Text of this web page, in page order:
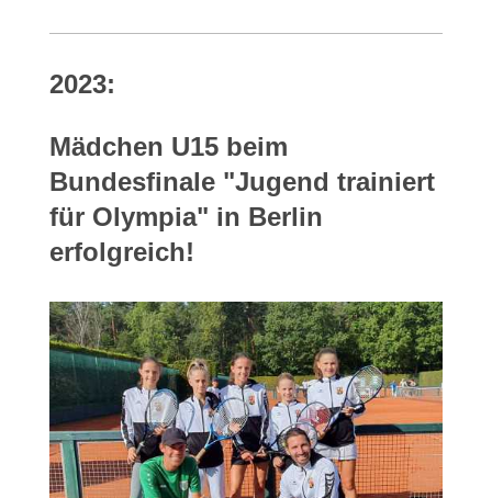
2023:
Mädchen U15 beim
Bundesfinale "Jugend trainiert
für Olympia" in Berlin
erfolgreich!